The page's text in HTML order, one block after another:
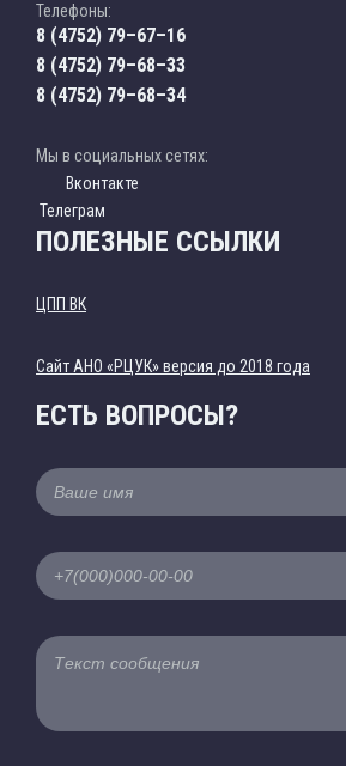
Телефоны:
8 (4752) 79–67–16
8 (4752) 79–68–33
8 (4752) 79–68–34
Мы в социальных сетях:
Вконтакте
Телеграм
ПОЛЕЗНЫЕ ССЫЛКИ
ЦПП ВК
Cайт АНО «РЦУК» версия до 2018 года
ЕСТЬ ВОПРОСЫ?